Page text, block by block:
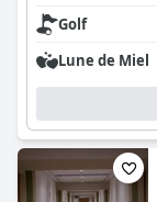
Golf
Lune de Miel